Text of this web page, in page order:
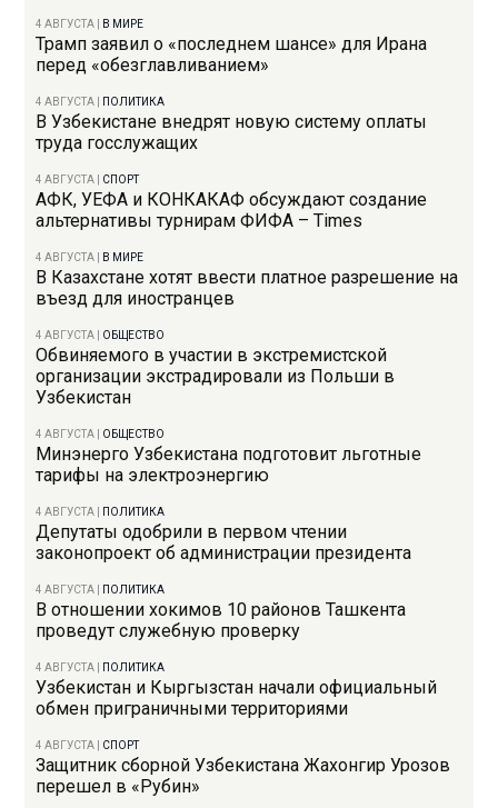
4 АВГУСТА В МИРЕ
Трамп заявил о «последнем шансе» для Ирана
перед «обезглавливанием»
4 АВГУСТА ПОЛИТИКА
В Узбекистане внедрят новую систему оплаты
труда госслужащих
4 АВГУСТА СПОРТ
АФК, УЕФА и КОНКАКАФ обсуждают создание
альтернативы турнирам ФИФА – Times
4 АВГУСТА В МИРЕ
В Казахстане хотят ввести платное разрешение на
въезд для иностранцев
4 АВГУСТА ОБЩЕСТВО
Обвиняемого в участии в экстремистской
организации экстрадировали из Польши в
Узбекистан
4 АВГУСТА ОБЩЕСТВО
Минэнерго Узбекистана подготовит льготные
тарифы на электроэнергию
4 АВГУСТА ПОЛИТИКА
Депутаты одобрили в первом чтении
законопроект об администрации президента
4 АВГУСТА ПОЛИТИКА
В отношении хокимов 10 районов Ташкента
проведут служебную проверку
4 АВГУСТА ПОЛИТИКА
Узбекистан и Кыргызстан начали официальный
обмен приграничными территориями
4 АВГУСТА СПОРТ
Защитник сборной Узбекистана Жахонгир Урозов
перешел в «Рубин»